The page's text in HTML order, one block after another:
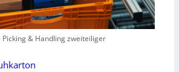
& Handling zweiteiliger